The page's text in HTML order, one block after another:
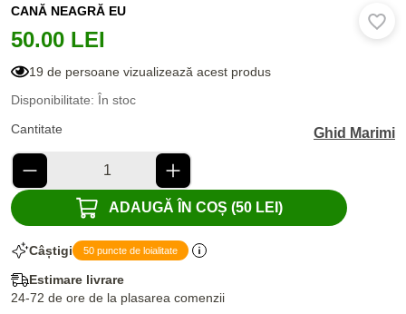
CANĂ NEAGRĂ EU
50.00 LEI
19 de persoane vizualizează acest produs
Disponibilitate: În stoc
Cantitate
Ghid Marimi
ADAUGĂ ÎN COȘ (50 LEI)
Câștigi 50 puncte de loialitate
Estimare livrare
24-72 de ore de la plasarea comenzii